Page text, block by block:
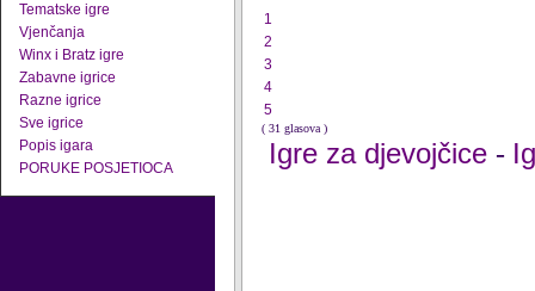
Tematske igre
Vjenčanja
Winx i Bratz igre
Zabavne igrice
Razne igrice
Sve igrice
Popis igara
PORUKE POSJETIOCA
1
2
3
4
5
( 31 glasova )
Igre za djevojčice -